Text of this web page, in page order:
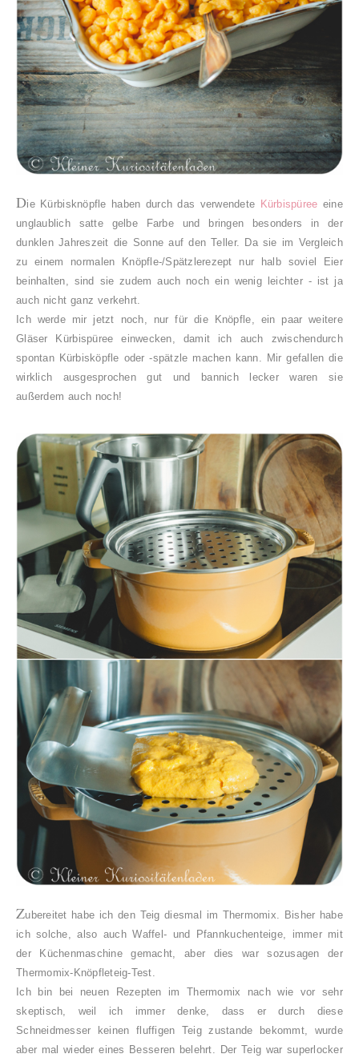
Die Kürbisknöpfle haben durch das verwendete Kürbispüree eine
unglaublich satte gelbe Farbe und bringen besonders in der
dunklen Jahreszeit die Sonne auf den Teller. Da sie im Vergleich
zu einem normalen Knöpfle-/Spätzlerezept nur halb soviel Eier
beinhalten, sind sie zudem auch noch ein wenig leichter - ist ja
auch nicht ganz verkehrt.
Ich werde mir jetzt noch, nur für die Knöpfle, ein paar weitere
Gläser Kürbispüree einwecken, damit ich auch zwischendurch
spontan Kürbisköpfle oder -spätzle machen kann. Mir gefallen die
wirklich ausgesprochen gut und bannich lecker waren sie
außerdem auch noch!
Zubereitet habe ich den Teig diesmal im Thermomix. Bisher habe
ich solche, also auch Waffel- und Pfannkuchenteige, immer mit
der Küchenmaschine gemacht, aber dies war sozusagen der
Thermomix-Knöpfleteig-Test.
Ich bin bei neuen Rezepten im Thermomix nach wie vor sehr
skeptisch, weil ich immer denke, dass er durch diese
Schneidmesser keinen fluffigen Teig zustande bekommt, wurde
aber mal wieder eines Besseren belehrt. Der Teig war superlocker